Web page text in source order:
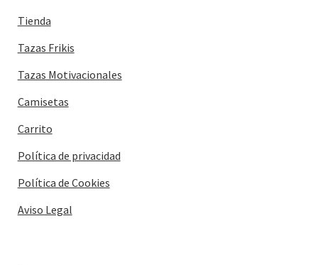
Tienda
Tazas Frikis
Tazas Motivacionales
Camisetas
Carrito
Política de privacidad
Política de Cookies
Aviso Legal